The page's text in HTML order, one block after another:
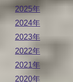
2025年
2024年
2023年
2022年
2021年
2020年